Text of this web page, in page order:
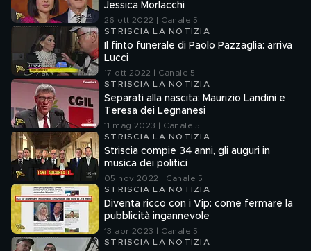
Jessica Morlacchi
26 ott 2022 | Canale 5
STRISCIA LA NOTIZIA
Il finto funerale di Paolo Pazzaglia: arriva
Lucci
17 ott 2022 | Canale 5
STRISCIA LA NOTIZIA
Separati alla nascita: Maurizio Landini e
Teresa dei Legnanesi
11 mag 2023 | Canale 5
STRISCIA LA NOTIZIA
Striscia compie 34 anni, gli auguri in
musica dei politici
05 nov 2022 | Canale 5
STRISCIA LA NOTIZIA
Diventa ricco con i Vip: come fermare la
pubblicità ingannevole
13 apr 2023 | Canale 5
STRISCIA LA NOTIZIA